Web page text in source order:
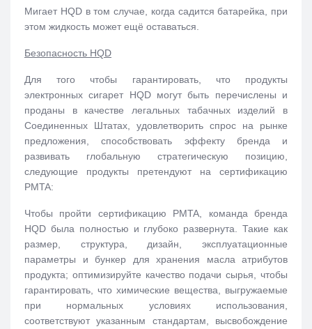
Мигает HQD в том случае, когда садится батарейка, при
этом жидкость может ещё оставаться.
Безопасность HQD
Для того чтобы гарантировать, что продукты
электронных сигарет HQD могут быть перечислены и
проданы в качестве легальных табачных изделий в
Соединенных Штатах, удовлетворить спрос на рынке
предложения, способствовать эффекту бренда и
развивать глобальную стратегическую позицию,
следующие продукты претендуют на сертификацию
PMTA:
Чтобы пройти сертификацию PMTA, команда бренда
HQD была полностью и глубоко развернута. Такие как
размер, структура, дизайн, эксплуатационные
параметры и бункер для хранения масла атрибутов
продукта; оптимизируйте качество подачи сырья, чтобы
гарантировать, что химические вещества, выгружаемые
при нормальных условиях использования,
соответствуют указанным стандартам, высвобождение